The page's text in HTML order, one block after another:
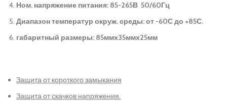
Ном. напряжение питания: 85-265В 50/60Гц
Диапазон температур окруж. среды: от -60С до +85С.
габаритный размеры: 85ммх35ммх25мм
Защита от короткого замыкания
Защита от скачков напряжения.